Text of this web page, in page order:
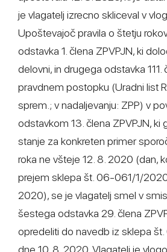
je vlagatelj izrecno skliceval v
Upoštevajoč pravila o štetju
odstavka 1. člena ZPVPJN, ki
delovni, in drugega odstavka 111.
pravdnem postopku (Uradni list
sprem.; v nadaljevanju: ZPP) v
odstavkom 13. člena ZPVPJN, ki
stanje za konkreten primer
roka ne všteje 12. 8. 2020 (dan,
prejem sklepa št. 06-061/1/2020
2020), se je vlagatelj smel v
šestega odstavka 29. člena
opredeliti do navedb iz sklepa
dne 10. 8. 2020. Vlagatelj je